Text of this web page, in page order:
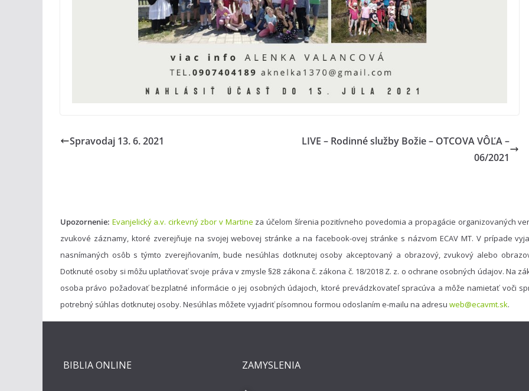
Spravodaj 13. 6. 2021
LIVE – Rodinné služby Božie – OTCOVA VÔĽA –
06/2021
Upozornenie: Evanjelický a.v. cirkevný zbor v Martine za účelom šírenia pozitívneho povedomia a propagácie organizovaných
zvukové záznamy, ktoré zverejňuje na svojej webovej stránke a na facebook-ovej stránke s názvom ECAV MT. V prípade
nasnímaných osôb s týmto zverejňovaním, bude nesúhlas dotknutej osoby akceptovaný a obrazový, zvukový alebo
Dotknuté osoby si môžu uplatňovať svoje práva v zmysle §28 zákona č. zákona č. 18/2018 Z. z. o ochrane osobných údajov. Na
osoba právo požadovať bezplatné informácie o jej osobných údajoch, ktoré prevádzkovateľ spracúva a môže namietať voči
potrebný súhlas dotknutej osoby. Nesúhlas môžete vyjadriť písomnou formou odoslaním e-mailu na adresu web@ecavmt.sk.
BIBLIA ONLINE ZAMYSLENIA